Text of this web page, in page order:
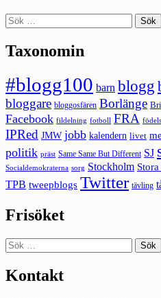
Sök
efter:
Taxonomin
#blogg100 barn blogg
bloggare bloggosfären Borlänge
Facebook fildelning fotboll FRA
IPRed JMW jobb kalendern livet
politik präst Same Same But Different SJ
Socialdemokraterna sorg Stockholm
TPB tweepblogs Twitter tävling
Frisöket
Sök
efter:
Kontakt